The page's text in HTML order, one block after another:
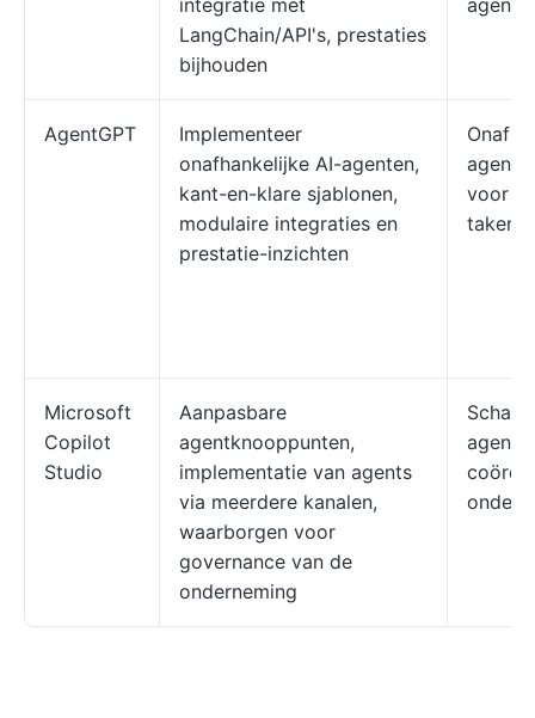
integratie met
LangChain/API's, prestaties
bijhouden
AgentGPT
Implementeer
onafhankelijke AI-agenten,
kant-en-klare sjablonen,
modulaire integraties en
prestatie-inzichten
voor
taken
Microsoft
Copilot
Studio
Aanpasbare
agentknooppunten,
implementatie van agents
via meerdere kanalen,
waarborgen voor
governance van de
onderneming